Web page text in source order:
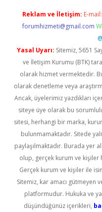
Reklam ve İletişim: E-mail:
forumhizmeti@gmail.com
Yasal Uyarı: Sitemiz, 5651
ve İletişim Kurumu (BTK)
olarak hizmet vermektedir.
olarak denetleme veya
Ancak, üyelerimiz yazdıkları
siteye üye olarak bu
sitesi, herhangi bir marka,
bulunmamaktadır. Sitede
paylaşılmaktadır. Burada yer
olup, gerçek kurum ve kişiler
Gerçek kurum ve kişiler ile
Sitemiz, kar amacı gütmeyen
platformudur. Hukuka ve
düşündüğünüz içerikleri,